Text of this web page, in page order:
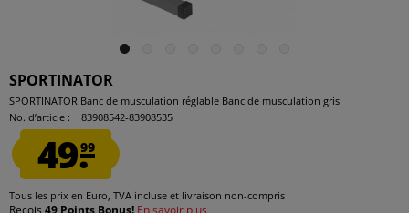
SPORTINATOR
SPORTINATOR Banc de musculation réglable Banc de musculation gris
No. d’article :
83908542-83908535
49.99
Tous les prix en Euro, TVA incluse et livraison non-compris
Reçois 49 Points Bonus! En savoir plus